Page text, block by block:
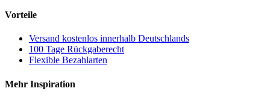
Vorteile
Versand kostenlos innerhalb Deutschlands
100 Tage Rückgaberecht
Flexible Bezahlarten
Mehr Inspiration